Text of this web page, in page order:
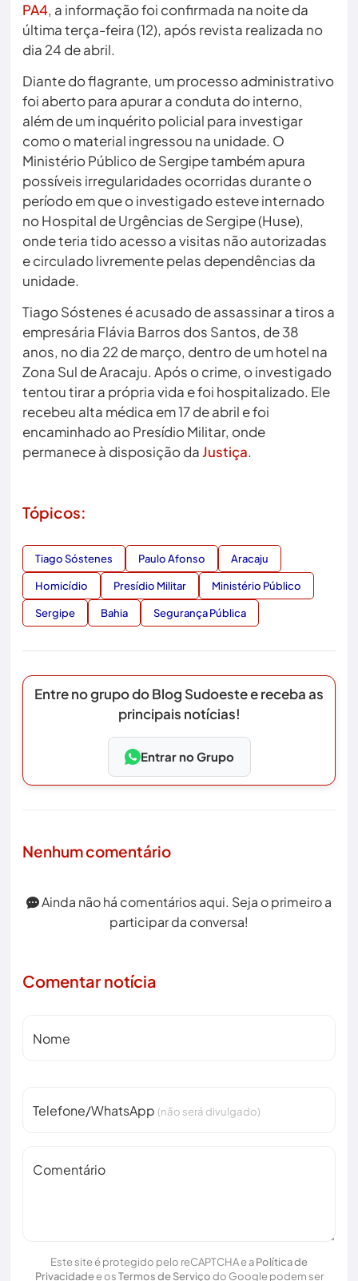
PA4, a informação foi confirmada na noite da
última terça-feira (12), após revista realizada no
dia 24 de abril.
Diante do flagrante, um processo administrativo
foi aberto para apurar a conduta do interno,
além de um inquérito policial para investigar
como o material ingressou na unidade. O
Ministério Público de Sergipe também apura
possíveis irregularidades ocorridas durante o
período em que o investigado esteve internado
no Hospital de Urgências de Sergipe (Huse),
onde teria tido acesso a visitas não autorizadas
e circulado livremente pelas dependências da
unidade.
Tiago Sóstenes é acusado de assassinar a tiros a
empresária Flávia Barros dos Santos, de 38
anos, no dia 22 de março, dentro de um hotel na
Zona Sul de Aracaju. Após o crime, o investigado
tentou tirar a própria vida e foi hospitalizado. Ele
recebeu alta médica em 17 de abril e foi
encaminhado ao Presídio Militar, onde
permanece à disposição daJustiça.
Tópicos:
Tiago Sóstenes Paulo Afonso Aracaju
Homicídio Presídio Militar Ministério Público
Sergipe Bahia Segurança Pública
Entre no grupo do Blog Sudoeste e receba as
principais notícias!
Entrar no Grupo
Nenhum comentário
Ainda não há comentários aqui. Seja o primeiro a
participar da conversa!
Comentar notícia
Nome
Telefone/WhatsApp (não será divulgado)
Comentário
Este site é protegido pelo reCAPTCHA e aPolítica de
Privacidadee osTermos de Serviçodo Google podem ser